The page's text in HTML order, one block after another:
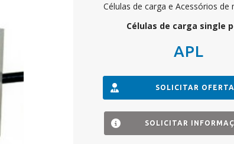
Células de carga e Acessórios de
Células de carga single
APL
SOLICITAR OFERTA
SOLICITAR